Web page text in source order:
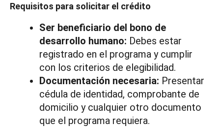
Requisitos para solicitar el crédito
Ser beneficiario del bono de
desarrollo humano: Debes estar
registrado en el programa y cumplir
con los criterios de elegibilidad.
Documentación necesaria: Presentar
cédula de identidad, comprobante de
domicilio y cualquier otro documento
que el programa requiera.